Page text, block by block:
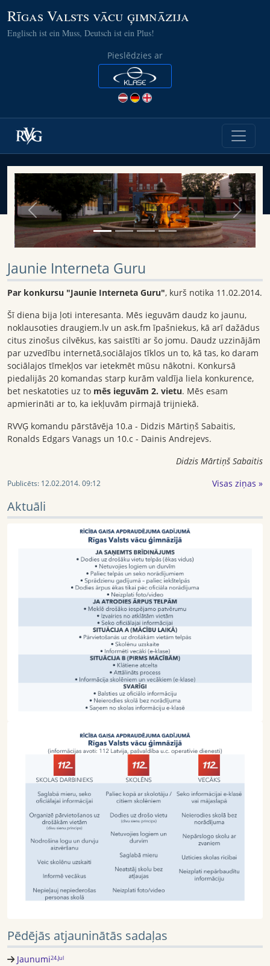
Rīgas Valsts vācu ģimnāzija
Englisch ist ein Muss, Deutsch ist ein Plus!
Pieslēdzies ar
Previous Next
Jaunie Interneta Guru
Par konkursu "Jaunie Interneta Guru", kurš notika 11.02.2014.
Šī diena bija ļoti interesanta. Mēs ieguvām daudz ko jaunu,
noklausoties draugiem.lv un ask.fm īpašniekus, kā arī dažādus
citus zinošus cilvēkus, kas saistīti ar šo jomu. Daudz uzzinājām
par uzvedību internetā,sociālajos tīklos un to, kā tas, ko daram
sociālajos tīmekļos var ietekmēt mūsu nākotni. Konkursā
piedalijās 20 komandas starp kurām valdīja liela konkurence,
bet neskatoties uz to mēs ieguvām 2. vietu. Mēs esam
apmierināti ar to, ka iekļuvām pirmajā trijniekā.
RVVĢ komandu pārstāvēja 10.a - Didzis Mārtiņš Sabaitis,
Ronalds Edgars Vanags un 10.c - Dainis Andrejevs.
Didzis Mārtiņš Sabaitis
Publicēts: 12.02.2014. 09:12 Visas ziņas »
Aktuāli
Pēdējās atjauninātās sadaļas
Jaunumi24.Jul